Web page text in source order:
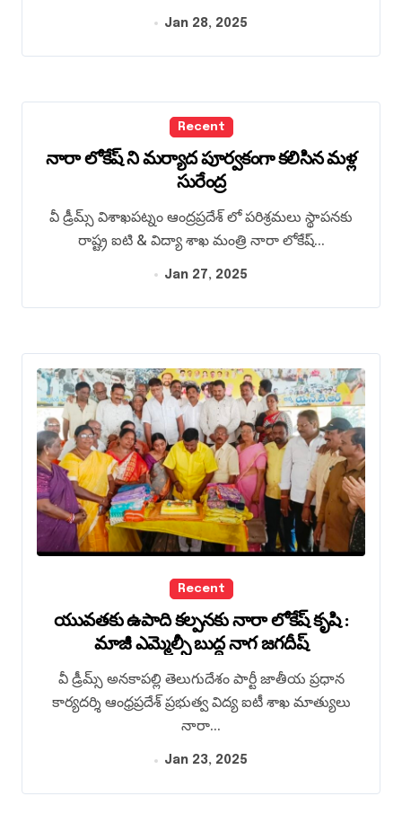
Jan 28, 2025
Recent
నారా లోకేష్ ని మర్యాద పూర్వకంగా కలిసిన మళ్ల
సురేంద్ర
వీ డ్రీమ్స్ విశాఖపట్నం ఆంద్రప్రదేశ్ లో పరిశ్రమలు స్థాపనకు
రాష్ట్ర ఐటి & విద్యా శాఖ మంత్రి నారా లోకేష్...
Jan 27, 2025
Recent
యువతకు ఉపాది కల్పనకు నారా లోకేష్ కృషి :
మాజీ ఎమ్మెల్సీ బుద్ద నాగ జగదీష్
వీ డ్రీమ్స్ అనకాపల్లి తెలుగుదేశం పార్టీ జాతీయ ప్రధాన
కార్యదర్శి ఆంధ్రప్రదేశ్ ప్రభుత్వ విద్య ఐటీ శాఖ మాత్యులు
నారా...
Jan 23, 2025